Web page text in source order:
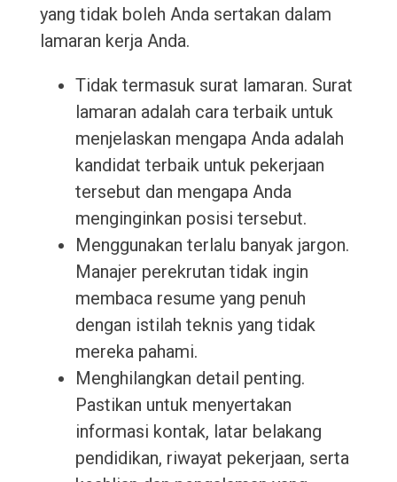
yang tidak boleh Anda sertakan dalam
lamaran kerja Anda.
Tidak termasuk surat lamaran. Surat
lamaran adalah cara terbaik untuk
menjelaskan mengapa Anda adalah
kandidat terbaik untuk pekerjaan
tersebut dan mengapa Anda
menginginkan posisi tersebut.
Menggunakan terlalu banyak jargon.
Manajer perekrutan tidak ingin
membaca resume yang penuh
dengan istilah teknis yang tidak
mereka pahami.
Menghilangkan detail penting.
Pastikan untuk menyertakan
informasi kontak, latar belakang
pendidikan, riwayat pekerjaan, serta